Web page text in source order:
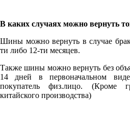
В каких случаях можно вернуть
Шины можно вернуть в случае
ти либо 12-ти месяцев.
Также шины можно вернуть без
14 дней в первоначальном
покупатель физ.лицо. (Кроме
китайского производства)